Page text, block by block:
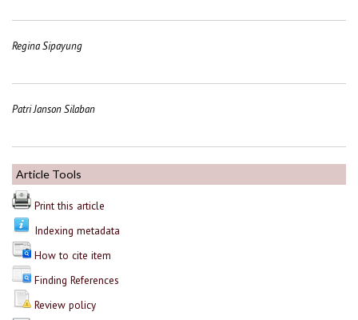
Regina Sipayung
Patri Janson Silaban
Article Tools
Print this article
Indexing metadata
How to cite item
Finding References
Review policy